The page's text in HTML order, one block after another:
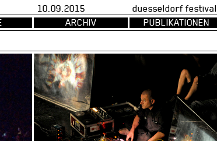
10.09.2015 duesseldorf festival
ARCHIV PUBLIKATIONEN